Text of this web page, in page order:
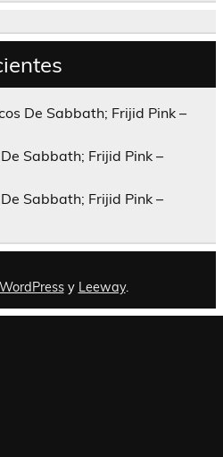
De Sabbath; Frijid Pink –
De Sabbath; Frijid Pink –
De Sabbath; Frijid Pink –
WordPressy Leeway.